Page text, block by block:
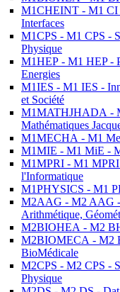
M1CHEINT - M1 CI
Interfaces
M1CPS - M1 CPS -
Physique
M1HEP - M1 HEP -
Energies
M1IES - M1 IES -
et Société
M1MATHJHADA -
Mathématiques
M1MECHA - M1
M1MIE - M1 MiE -
M1MPRI - M1 MPRI
l'Informatique
M1PHYSICS - M1
M2AAG - M2 AAG -
Arithmétique,
M2BIOHEA - M2
M2BIOMECA - M2
BioMédicale
M2CPS - M2 CPS -
Physique